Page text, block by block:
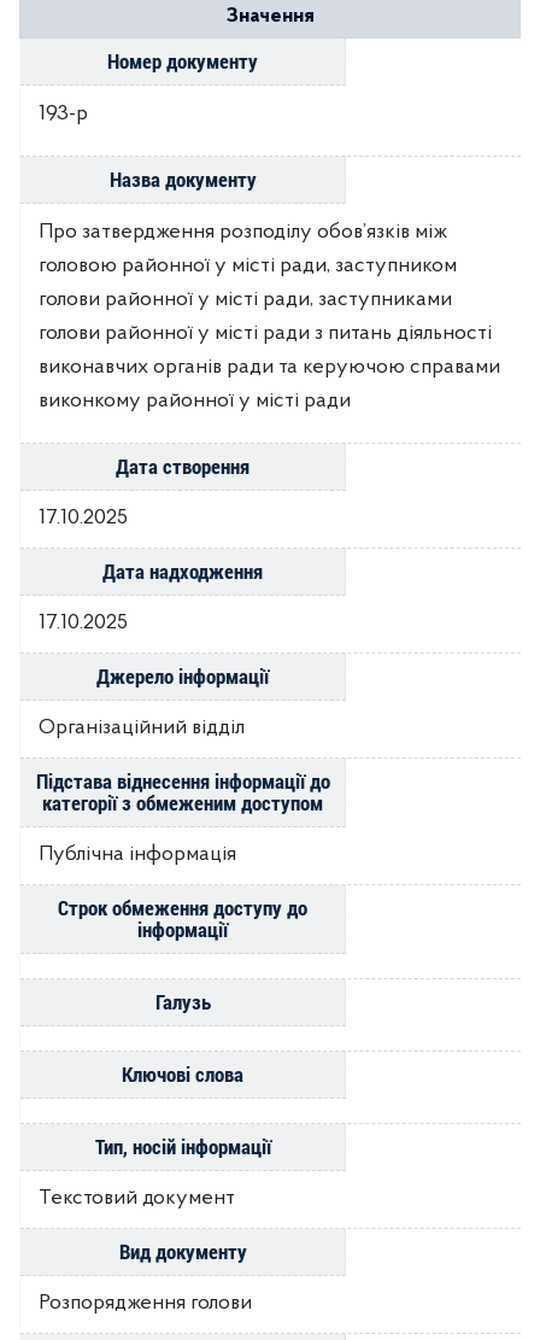
Значення
Номер документу
193-р
Назва документу
Про затвердження розподілу обов’язків між
головою районної у місті ради, заступником
голови районної у місті ради, заступниками
голови районної у місті ради з питань діяльності
виконавчих органів ради та керуючою справами
виконкому районної у місті ради
Дата створення
17.10.2025
Дата надходження
17.10.2025
Джерело інформації
Організаційний відділ
Підстава віднесення інформації до
категорії з обмеженим доступом
Публічна інформація
Строк обмеження доступу до
інформації
Галузь
Ключові слова
Тип, носій інформації
Текстовий документ
Вид документу
Розпорядження голови